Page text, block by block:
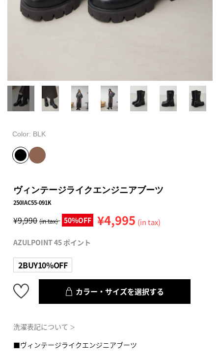
Color: BLK
ヴィンテージライクエンジニアブーツ
250IAC55-091K
¥9,990 (in tax) 50%OFF ¥4,995 (in tax)
AZULPOINT 45 ポイント
2BUY10%OFF
カラー・サイズを選択する
洗濯表記について ＞
■ヴィンテージライクエンジニアブーツ